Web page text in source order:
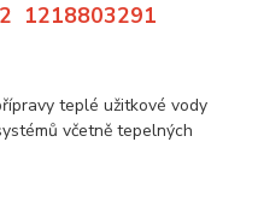
1218803291
teplé užitkové vody
včetně tepelných